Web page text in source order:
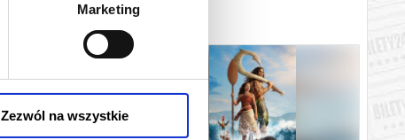
Marketing
Zezwól na wszystkie